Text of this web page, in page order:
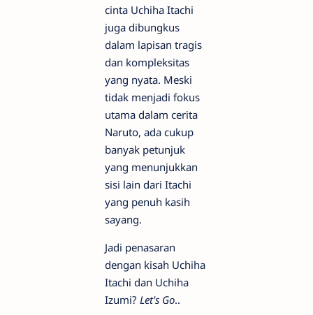
cinta Uchiha Itachi
juga dibungkus
dalam lapisan tragis
dan kompleksitas
yang nyata. Meski
tidak menjadi fokus
utama dalam cerita
Naruto, ada cukup
banyak petunjuk
yang menunjukkan
sisi lain dari Itachi
yang penuh kasih
sayang.
Jadi penasaran
dengan kisah Uchiha
Itachi dan Uchiha
Izumi? Let's Go..